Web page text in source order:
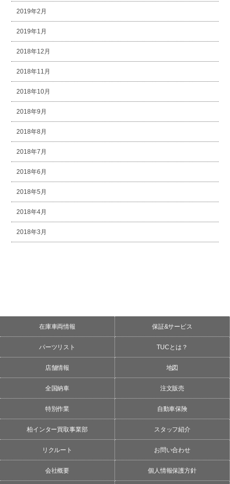
2019年2月
2019年1月
2018年12月
2018年11月
2018年10月
2018年9月
2018年8月
2018年7月
2018年6月
2018年5月
2018年4月
2018年3月
在庫車両情報 保証&サービス
パーツリスト TUCとは？
店舗情報 地図
全国納車 注文販売
特別作業 自動車保険
柏インター買取事業部 スタッフ紹介
リクルート お問い合わせ
会社概要 個人情報保護方針